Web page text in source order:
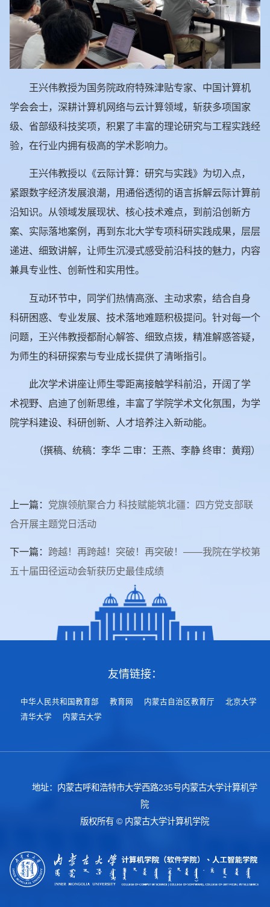
王兴伟教授为国务院政府特殊津贴专家、中国计算机
学会会士，深耕计算机网络与云计算领域，斩获多项国家
级、省部级科技奖项，积累了丰富的理论研究与工程实践经
验，在行业内拥有极高的学术影响力。
王兴伟教授以《云际计算：研究与实践》为切入点，
紧跟数字经济发展浪潮，用通俗透彻的语言拆解云际计算前
沿知识。从领域发展现状、核心技术难点，到前沿创新方
案、实际落地案例，再到东北大学专项科研实践成果，层层
递进、细致讲解，让师生沉浸式感受前沿科技的魅力，内容
兼具专业性、创新性和实用性。
互动环节中，同学们热情高涨、主动求索，结合自身
科研困惑、专业发展、技术落地难题积极提问。针对每一个
问题，王兴伟教授都耐心解答、细致点拨，精准解惑答疑，
为师生的科研探索与专业成长提供了清晰指引。
此次学术讲座让师生零距离接触学科前沿，开阔了学
术视野、启迪了创新思维，丰富了学院学术文化氛围，为学
院学科建设、科研创新、人才培养注入新动能。
（撰稿、统稿：李华 二审：王燕、李静 终审：黄翔）
上一篇： 党旗领航聚合力 科技赋能筑北疆：四方党支部联
合开展主题党日活动
下一篇： 跨越！再跨越！突破！再突破！——我院在学校第
五十届田径运动会斩获历史最佳成绩
友情链接：
中华人民共和国教育部 教育网 内蒙古自治区教育厅
北京大学
清华大学
内蒙古大学
地址：内蒙古呼和浩特市大学西路235号内蒙古大学计算机学
院
版权所有 © 内蒙古大学计算机学院